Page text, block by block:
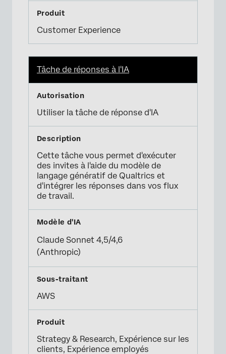
Customer Experience
Tâche de réponses à l'IA
Utiliser la tâche de réponse d'IA
Cette tâche vous permet d'exécuter
des invites à l'aide du modèle de
langage génératif de Qualtrics et
d'intégrer les réponses dans vos flux
de travail.
Claude Sonnet 4,5/4,6
(Anthropic)
AWS
Strategy & Research, Expérience sur les
clients, Expérience employés